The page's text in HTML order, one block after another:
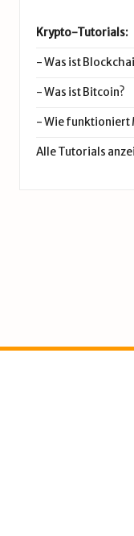
Krypto-Tutorials:
-Was ist
-Was ist Bitcoin?
-Wie funktioniert
Alle Tutorials